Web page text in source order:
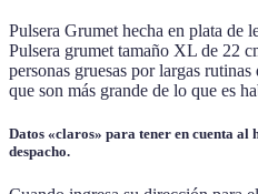
Pulsera Grumet hecha en plata de
Pulsera grumet tamaño XL de 22
personas gruesas por largas
que son más grande de lo que es
Datos «claros» para tener en cuenta al
despacho.